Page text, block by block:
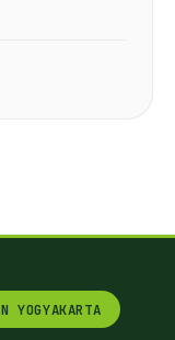
YOGYAKARTA